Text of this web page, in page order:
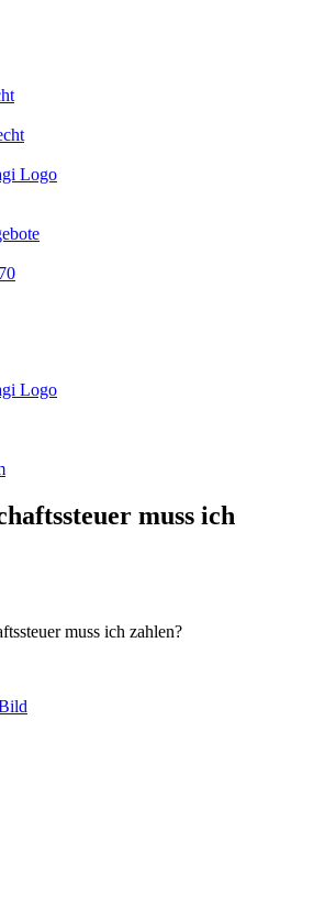
muss ich
muss ich zahlen?